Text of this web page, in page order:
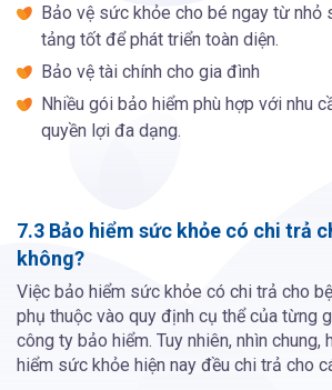
Bảo vệ sức khỏe cho bé ngay từ nhỏ
tảng tốt để phát triển toàn diện.
Bảo vệ tài chính cho gia đình
Nhiều gói bảo hiểm phù hợp với nhu
quyền lợi đa dạng.
7.3 Bảo hiểm sức khỏe có chi trả
không?
Việc bảo hiểm sức khỏe có chi trả cho
phụ thuộc vào quy định cụ thể của từng
công ty bảo hiểm. Tuy nhiên, nhìn chung,
hiểm sức khỏe hiện nay đều chi trả cho